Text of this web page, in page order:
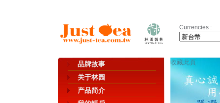
Currencies :
品牌故事
关于林园
产品简介
收藏此頁